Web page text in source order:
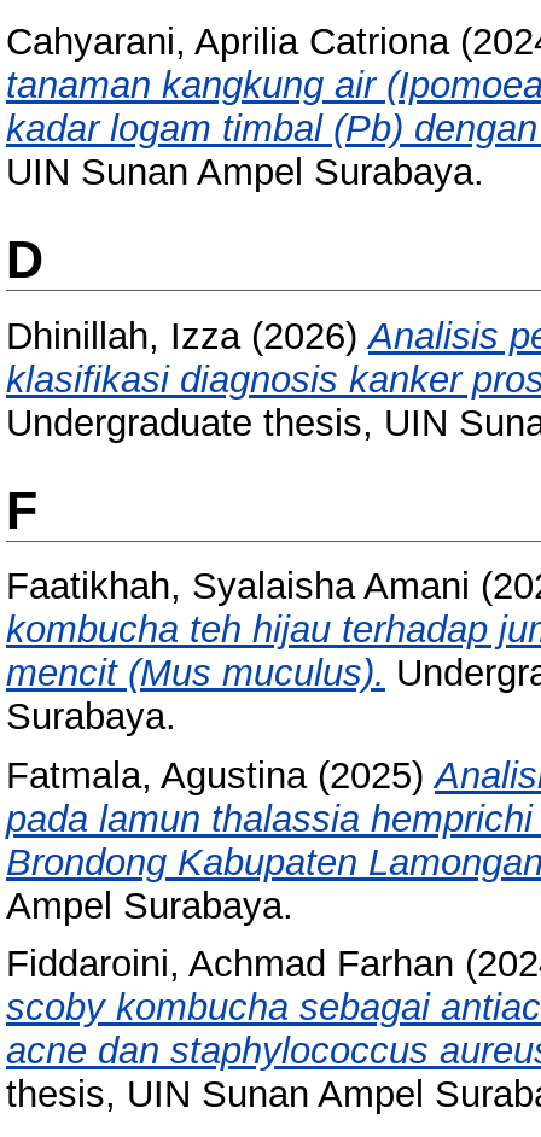
Cahyarani, Aprilia Catriona
tanaman kangkung air
kadar logam timbal (Pb)
UIN Sunan Ampel Surabaya.
D
Dhinillah, Izza(2026)Analisis
klasifikasi diagnosis kanker
Undergraduate thesis, UIN
F
Faatikhah, Syalaisha Amani
kombucha teh hijau terhadap
mencit (Mus muculus).
Surabaya.
Fatmala, Agustina(2025)
pada lamun thalassia
Brondong Kabupaten
Ampel Surabaya.
Fiddaroini, Achmad Farhan
scoby kombucha sebagai
acne dan staphylococcus
thesis, UIN Sunan Ampel